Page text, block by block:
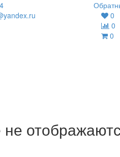
0
0
0